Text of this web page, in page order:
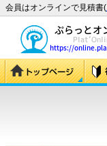
会員はオンラインで見積書(